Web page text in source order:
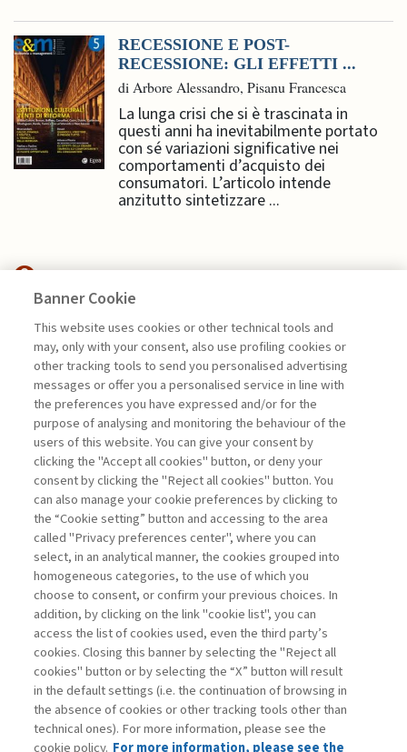
RECESSIONE E POST-
RECESSIONE: GLI EFFETTI ...
di Arbore Alessandro, Pisanu Francesca
La lunga crisi che si è trascinata in
questi anni ha inevitabilmente portato
con sé variazioni significative nei
comportamenti d’acquisto dei
consumatori. L’articolo intende
anzitutto sintetizzare ...
SUSTAINABILITY
UN NUOVO APPROCCIO ALLA
GESTIONE SOSTENIBILE ...
di Francesco Perrini, Stefania Carraro
La consultazione dei libri è riservata esclusivamente
agli abbonati Premium
Legenda: Accedi Per registrati Per abbonati
Contatti
Abbonamenti
Archivio rubriche
Banner Cookie
This website uses cookies or other technical tools and
may, only with your consent, also use profiling cookies or
other tracking tools to send you personalised advertising
messages or offer you a personalised service in line with
the preferences you have expressed and/or for the
purpose of analysing and monitoring the behaviour of the
users of this website. You can give your consent by
clicking the "Accept all cookies" button, or deny your
consent by clicking the "Reject all cookies" button. You
can also manage your cookie preferences by clicking to
the “Cookie setting” button and accessing to the area
called "Privacy preferences center", where you can
select, in an analytical manner, the cookies grouped into
homogeneous categories, to the use of which you
choose to consent, or confirm your previous choices. In
addition, by clicking on the link "cookie list", you can
access the list of cookies used, even the third party’s
cookies. Closing this banner by selecting the "Reject all
cookies" button or by selecting the “X” button will result
in the default settings (i.e. the continuation of browsing in
the absence of cookies or other tracking tools other than
technical ones). For more information, please see the
cookie policy. For more information, please see the